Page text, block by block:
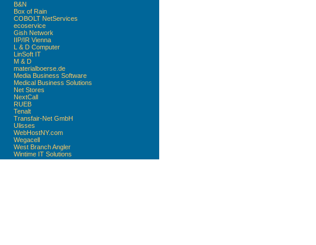
B&N
Box of Rain
COBOLT NetServices
ecoservice
Gish Network
IIP/IR Vienna
L & D Computer
LinSoft IT
M & D
materialboerse.de
Media Business Software
Medical Business Solutions
Net Stores
NextCall
RUEB
Tenalt
Transfair-Net GmbH
Ulisses
WebHostNY.com
Wegacell
West Branch Angler
Wintime IT Solutions